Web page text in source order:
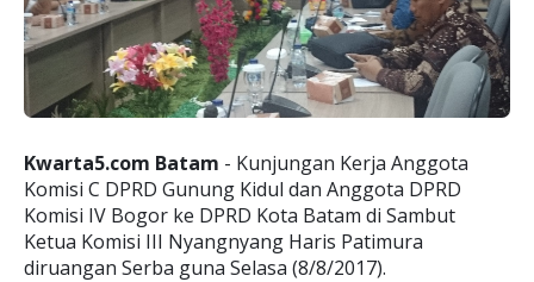
Kwarta5.com Batam - Kunjungan Kerja Anggota
Komisi C DPRD Gunung Kidul dan Anggota DPRD
Komisi IV Bogor ke DPRD Kota Batam di Sambut
Ketua Komisi III Nyangnyang Haris Patimura
diruangan Serba guna Selasa (8/8/2017).